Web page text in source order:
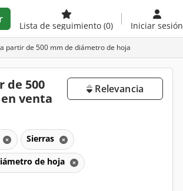
Lista de seguimiento (0) Iniciar sesión
partir de 500 mm de diámetro de hoja
de 500
venta
Relevancia
Sierras
de hoja